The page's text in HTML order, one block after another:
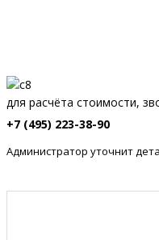
для расчёта стоимости,
+7 (495) 223-38-90
Администратор уточнит